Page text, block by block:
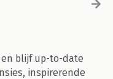
blijf up-to-date
inspirerende